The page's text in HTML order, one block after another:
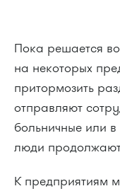
Пока решается
на некоторых
притормозить
отправляют
больничные или
люди
К предприятиям